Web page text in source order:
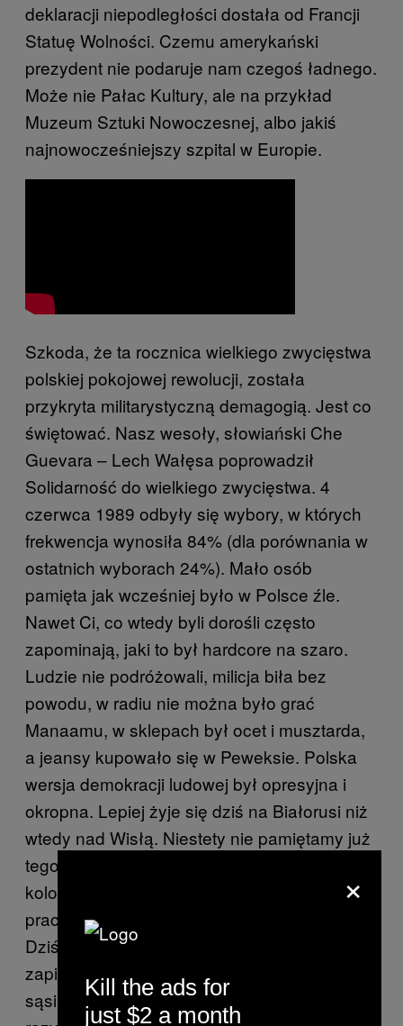
deklaracji niepodległości dostała od Francji
Statuę Wolności. Czemu amerykański
prezydent nie podaruje nam czegoś ładnego.
Może nie Pałac Kultury, ale na przykład
Muzeum Sztuki Nowoczesnej, albo jakiś
najnowocześniejszy szpital w Europie.
Szkoda, że ta rocznica wielkiego zwycięstwa
polskiej pokojowej rewolucji, została
przykryta militarystyczną demagogią. Jest co
świętować. Nasz wesoły, słowiański Che
Guevara – Lech Wałęsa poprowadził
Solidarność do wielkiego zwycięstwa. 4
czerwca 1989 odbyły się wybory, w których
frekwencja wynosiła 84% (dla porównania w
ostatnich wyborach 24%). Mało osób
pamięta jak wcześniej było w Polsce źle.
Nawet Ci, co wtedy byli dorośli często
zapominają, jaki to był hardcore na szaro.
Ludzie nie podróżowali, milicja biła bez
powodu, w radiu nie można było grać
Manaamu, w sklepach był ocet i musztarda,
a jeansy kupowało się w Peweksie. Polska
wersja demokracji ludowej był opresyjna i
okropna. Lepiej żyje się dziś na Białorusi niż
wtedy nad Wisłą. Niestety nie pamiętamy już
tego, nie chcemy pamiętać. Wolimy
koloryzować wspomnienia o wczasach
pracowniczych i równości ekonomicznej.
Dziś ludzie są wkurwieni, że muszą
zapierdalać, a i tak mają pięć razy gorzej od
sąsiada. Nie ważne, że mają dwadzieścia
×
Kill the ads for
just $2 a month